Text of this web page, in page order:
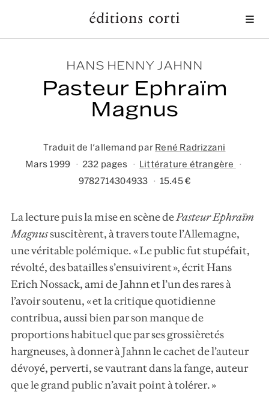
HANS HENNY JAHNN
Pasteur Ephraïm
Magnus
Traduit de l'allemand par René Radrizzani
Mars 1999
232 pages
Littérature étrangère
9782714304933
15.45 €
La lecture puis la mise en scène dePasteur Ephraïm
Magnussuscitèrent, à travers toute l’Allemagne,
une véritable polémique. « Le public fut stupéfait,
révolté, des batailles s’ensuivirent », écrit Hans
Erich Nossack, ami de Jahnn et l’un des rares à
l’avoir soutenu, « et la critique quotidienne
contribua, aussi bien par son manque de
proportions habituel que par ses grossièretés
hargneuses, à donner à Jahnn le cachet de l’auteur
dévoyé, perverti, se vautrant dans la fange, auteur
que le grand public n’avait point à tolérer. »